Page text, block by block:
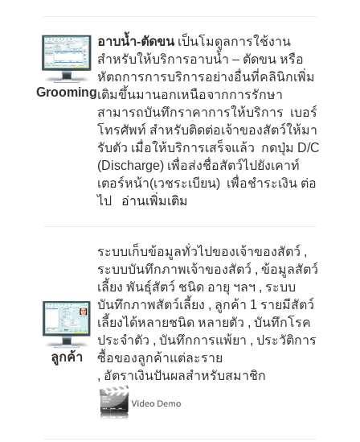
Grooming
อาบน้ำ-ตัดขน เป็นโมดูลการใช้งาน
สำหรับให้บริการอาบน้ำ – ตัดขน หรือ
หัตถการการบริการอย่างอื่นที่คลินิกเพิ่ม
เติมขึ้นมานอกเหนือจากการรักษา
สามารถบันทึกราคาการให้บริการ เบอร์
โทรศัพท์ สำหรับติดต่อเจ้าของสัตว์ให้มา
รับตัว เมื่อให้บริการเสร็จแล้ว กดปุ่ม D/C
(Discharge) เพื่อส่งชื่อสัตว์ไปยังเคาท์
เตอร์หน้า(เวชระเบียน) เพื่อชำระเงิน ต่อ
ไป อ่านเพิ่มเติม
ลูกค้า
ระบบเก็บข้อมูลทั่วไปของเจ้าของสัตว์ ,
ระบบบันทึกภาพเจ้าของสัตว์ , ข้อมูลสัตว์
เลี้ยง พันธุ์สัตว์ ชนิด อายุ ฯลฯ , ระบบ
บันทึกภาพสัตว์เลี้ยง , ลูกค้า 1 รายมีสัตว์
เลี้ยงได้หลายชนิด หลายตัว , บันทึกโรค
ประจำตัว , บันทึกการแพ้ยา , ประวัติการ
ซื้อของลูกค้าแต่ละราย
, อัตราเงินปันผลสำหรับสมาชิก